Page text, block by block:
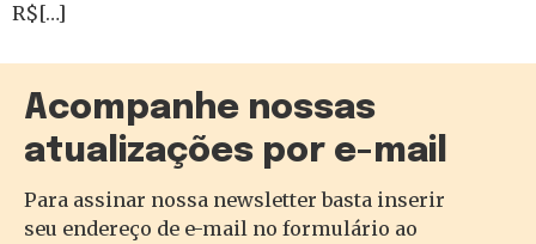
R$[…]
Acompanhe nossas
atualizações por e-mail
Para assinar nossa newsletter basta inserir
seu endereço de e-mail no formulário ao